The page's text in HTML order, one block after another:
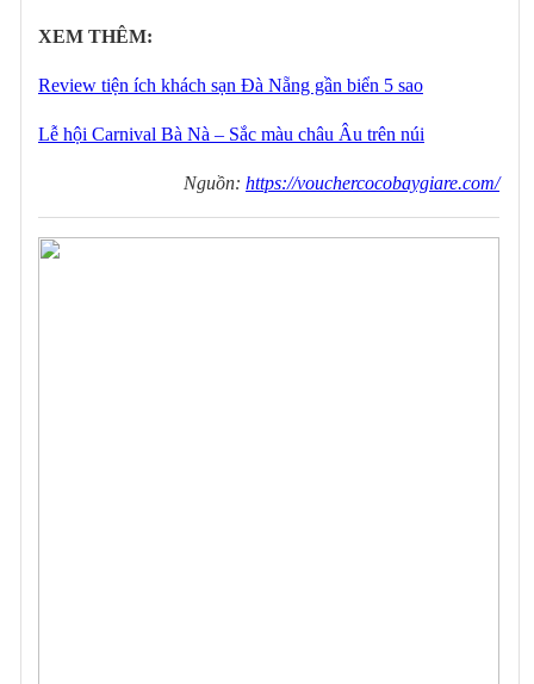
XEM THÊM:
Review tiện ích khách sạn Đà Nẵng gần biển 5 sao
Lễ hội Carnival Bà Nà – Sắc màu châu Âu trên núi
Nguồn:https://vouchercocobaygiare.com/